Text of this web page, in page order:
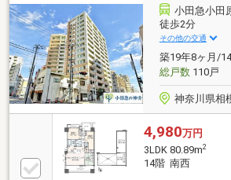
～～～～～～～～～～～～～～～
小田急小田
徒歩2分
その他の交通
築19年8ヶ月/
総戸数110戸
神奈川県相
4,980万円
3LDK 80.89m2
14階 南西